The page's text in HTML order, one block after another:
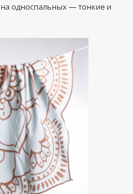
односпальных — тонкие и